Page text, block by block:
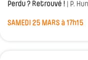
Perdu ? Retrouvé ! | P.
SAMEDI 25 MARS à 17h15